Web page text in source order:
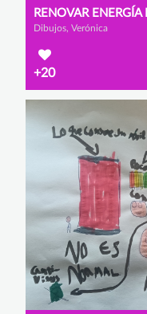
Dibujos, Verónica
+20